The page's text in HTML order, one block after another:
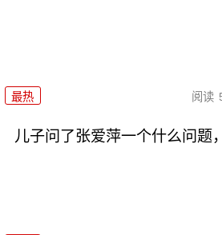
最热 阅读
儿子问了张爱萍一个什么问题